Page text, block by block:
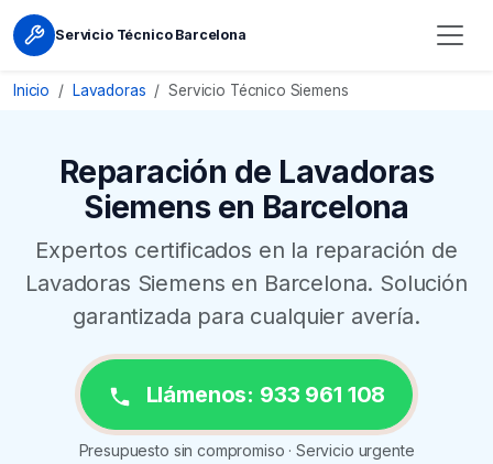
Servicio Técnico Barcelona
Inicio Lavadoras Servicio Técnico Siemens
Reparación de Lavadoras
Siemens en Barcelona
Expertos certificados en la reparación de
Lavadoras Siemens en Barcelona. Solución
garantizada para cualquier avería.
Llámenos: 933 961 108
Presupuesto sin compromiso · Servicio urgente